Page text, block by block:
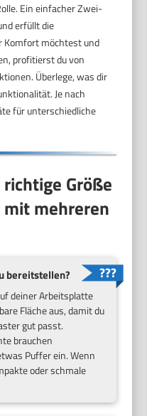
Ein einfacher Zwei-
erfüllt die
Komfort möchtest und
profitierst du von
Überlege, was dir
Je nach
für unterschiedliche
Größe
mehreren
bereitstellen?
deiner Arbeitsplatte
Fläche aus, damit du
gut passt.
brauchen
Puffer ein. Wenn
oder schmale